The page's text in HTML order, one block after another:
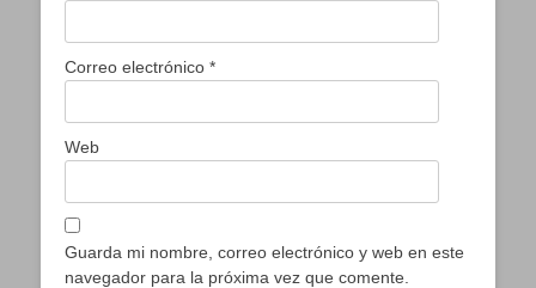
Correo electrónico *
Web
Guarda mi nombre, correo electrónico y web en este
navegador para la próxima vez que comente.